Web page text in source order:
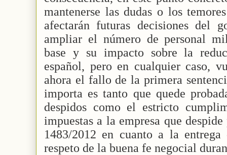
mantenerse las dudas o los
afectarán futuras decisiones del
ampliar el número de personal
base y su impacto sobre la
español, pero en cualquier caso,
ahora el fallo de la primera
importa es tanto que quede
despidos como el estricto
impuestas a la empresa que
1483/2012 en cuanto a la
respeto de la buena fe negocial